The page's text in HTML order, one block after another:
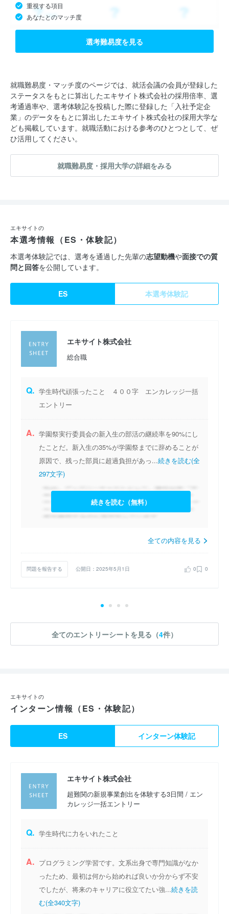
▶メディア事業
サービス「ローリエプレス」をはじめとし、月間2000万人以上
がアクセスする「エキサイトニュース」、ママ向けメディア「ウ
ット層に向け、人々が楽しめ夢中になれるコンテンツを提供して
います。
▶課金事業
業界最大級の占いサービス「エキサイト電話占い」、「エキサイ
トお悩み相談室」などの課金サービスを展開しています。また、
200万DLを突破した「寝たまんまヨガ 簡単瞑想」を大幅リニュ
▶ブロードバンド事業
「エキサイト光」を中心としたブロードバンド事業や、格安
SIM・格安スマホサービスを提供しています。新しい回線方式
IPoEサービス「エキサイトMEC光」などの新規事業も開始して
新規事業立ち上げのため、若手〜経営陣で構成されたプロジェク
トチームを複数結成し、社長に対して新規サービスの提案を行う
ど、新たな事業領域における収益基盤の確立に向けて動き出して
私たちは、上記3つの事業に次ぐ柱となる新規事業開発を目下の
経営課題とし、情熱と誇りを持ってまだ見ぬサービスづくりを目
指してまいります。
重視する項目
あなたとのマッチ度
選考難易度を見る
就職難易度・マッチ度のページでは、就活会議の会員が登録した
ステータスをもとに算出したエキサイト株式会社の採用倍率、選
考通過率や、選考体験記を投稿した際に登録した「入社予定企
業」のデータをもとに算出したエキサイト株式会社の採用大学な
ども掲載しています。就職活動における参考のひとつとして、ぜ
ひ活用してください。
就職難易度・採用大学の詳細をみる
エキサイトの
本選考情報（ES・体験記）
本選考体験記では、選考を通過した先輩の志望動機や面接での質
問と回答を公開しています。
ES 本選考体験記
エキサイト株式会社
総合職
Q. 学生時代頑張ったこと ４００字 エンカレッジ一括
エントリー
A. 学園祭実行委員会の新入生の部活の継続率を90%にし
たことだ。新入生の35%が学園祭までに辞めることが
原因で、残った部員に超過負担があっ...続きを読む(全
297文字)
続きを読む（無料）
全ての内容を見る
問題を報告する 公開日：2025年5月1日 0 0
全てのエントリーシートを見る（4件）
エキサイトの
インターン情報（ES・体験記）
ES インターン体験記
エキサイト株式会社
超難関の新規事業創出を体験する3日間 / エン
カレッジ一括エントリー
Q. 学生時代に力をいれたこと
A. プログラミング学習です。文系出身で専門知識がなか
ったため、最初は何から始めれば良いか分からず不安
でしたが、将来のキャリアに役立てたい強...続きを読
む(全340文字)